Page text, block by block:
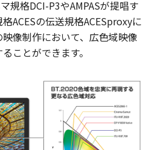
規格DCI-P3やAMPASが提唱す
ACESの伝送規格ACESproxyに
像制作において、広色域映像
ことができます。